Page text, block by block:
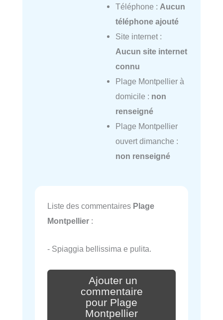
Téléphone : Aucun
téléphone ajouté
Site internet :
Aucun site internet
connu
Plage Montpellier à
domicile : non
renseigné
Plage Montpellier
ouvert dimanche :
non renseigné
Liste des commentaires Plage
Montpellier :
- Spiaggia bellissima e pulita.
Ajouter un
commentaire
pour Plage
Montpellier